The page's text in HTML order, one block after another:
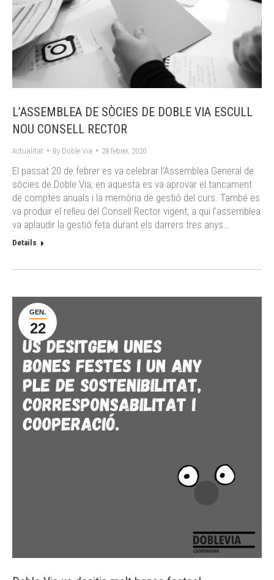
L’ASSEMBLEA DE SÒCIES DE DOBLE VIA ESCULL
NOU CONSELL RECTOR
Actualitat By Doble Via 28 febrer, 2020
El passat 20 de febrer es va celebrar l’Assemblea General de
sòcies de Doble Via, en aquesta es va aprovar el tancament
de comptes anuals i la memòria de gestió del curs. També es
va produir el relleu del Consell Rector vigent, a qui l’assemblea
va aplaudir la gestió feta durant els darrers tres anys…
Details
GEN.
22